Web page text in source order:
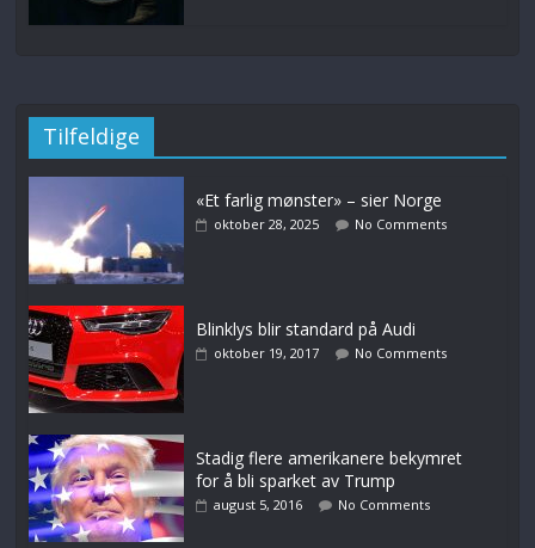
Tilfeldige
«Et farlig mønster» – sier Norge
oktober 28, 2025 No Comments
Blinklys blir standard på Audi
oktober 19, 2017 No Comments
Stadig flere amerikanere bekymret
for å bli sparket av Trump
august 5, 2016 No Comments